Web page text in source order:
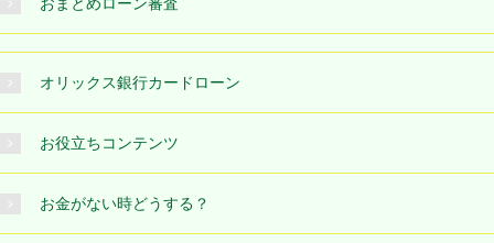
オリックス銀行カードローン
お役立ちコンテンツ
お金がない時どうする？